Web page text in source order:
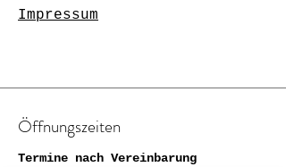
Impressum
Öffnungszeiten
Termine nach Vereinbarung